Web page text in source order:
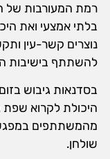
רמת המעורבות של
בלתי אמצעי ואת
נוצרים קשר-עין
להשתתף בישיבות
בסדנאות גיבוש
היכולת לקרוא
מהמשתתפים
שולחן.